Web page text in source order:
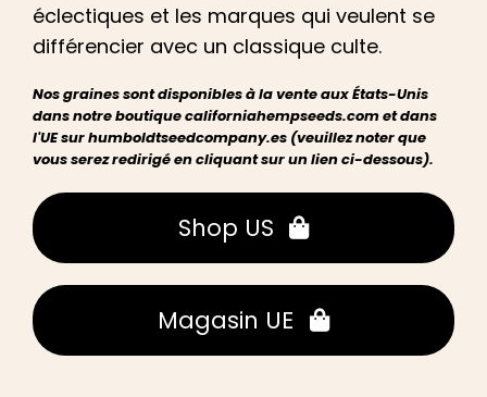
éclectiques et les marques qui veulent se
différencier avec un classique culte.
Nos graines sont disponibles à la vente aux États-Unis
dans notre boutique californiahempseeds.com et dans
l'UE sur humboldtseedcompany.es (veuillez noter que
vous serez redirigé en cliquant sur un lien ci-dessous).
Shop US
Magasin UE